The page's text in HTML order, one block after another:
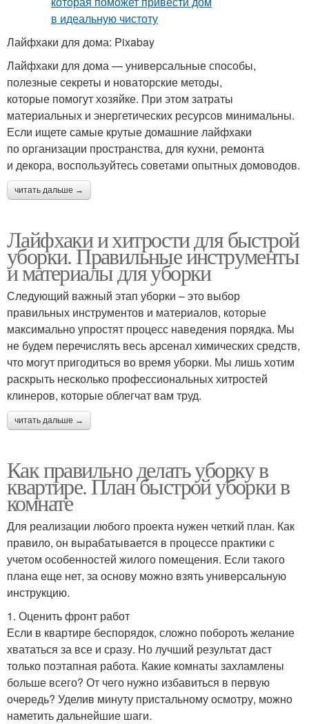
Лайфхаки для дома: Pixabay
Лайфхаки для дома — универсальные способы,
полезные секреты и новаторские методы,
которые помогут хозяйке. При этом затраты
материальных и энергетических ресурсов минимальны.
Если ищете самые крутые домашние лайфхаки
по организации пространства, для кухни, ремонта
и декора, воспользуйтесь советами опытных домоводов.
читать дальше →
Лайфхаки и хитрости для быстрой
уборки. Правильные инструменты
и материалы для уборки
Следующий важный этап уборки – это выбор
правильных инструментов и материалов, которые
максимально упростят процесс наведения порядка. Мы
не будем перечислять весь арсенал химических средств,
что могут пригодиться во время уборки. Мы лишь хотим
раскрыть несколько профессиональных хитростей
клинеров, которые облегчат вам труд.
читать дальше →
Как правильно делать уборку в
квартире. План быстрой уборки в
комнате
Для реализации любого проекта нужен четкий план. Как
правило, он вырабатывается в процессе практики с
учетом особенностей жилого помещения. Если такого
плана еще нет, за основу можно взять универсальную
инструкцию.
1. Оценить фронт работ
Если в квартире беспорядок, сложно побороть желание
хвататься за все и сразу. Но лучший результат даст
только поэтапная работа. Какие комнаты захламлены
больше всего? От чего нужно избавиться в первую
очередь? Уделив минуту пристальному осмотру, можно
наметить дальнейшие шаги.